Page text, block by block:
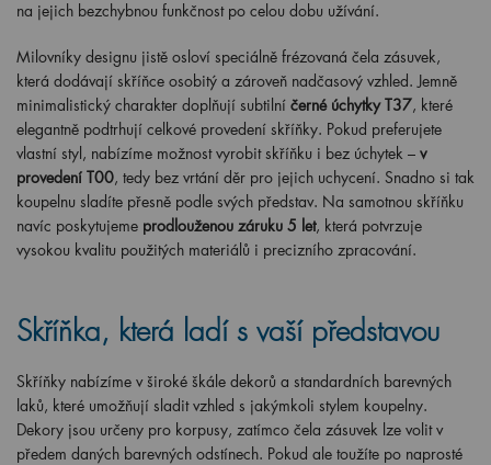
na jejich bezchybnou funkčnost po celou dobu užívání.
Milovníky designu jistě osloví speciálně frézovaná čela zásuvek,
která dodávají skříňce osobitý a zároveň nadčasový vzhled. Jemně
minimalistický charakter doplňují subtilní černé úchytky T37, které
elegantně podtrhují celkové provedení skříňky. Pokud preferujete
vlastní styl, nabízíme možnost vyrobit skříňku i bez úchytek – v
provedení T00, tedy bez vrtání děr pro jejich uchycení. Snadno si tak
koupelnu sladíte přesně podle svých představ. Na samotnou skříňku
navíc poskytujeme prodlouženou záruku 5 let, která potvrzuje
vysokou kvalitu použitých materiálů i precizního zpracování.
Skříňka, která ladí s vaší představou
Skříňky nabízíme v široké škále dekorů a standardních barevných
laků, které umožňují sladit vzhled s jakýmkoli stylem koupelny.
Dekory jsou určeny pro korpusy, zatímco čela zásuvek lze volit v
předem daných barevných odstínech. Pokud ale toužíte po naprosté